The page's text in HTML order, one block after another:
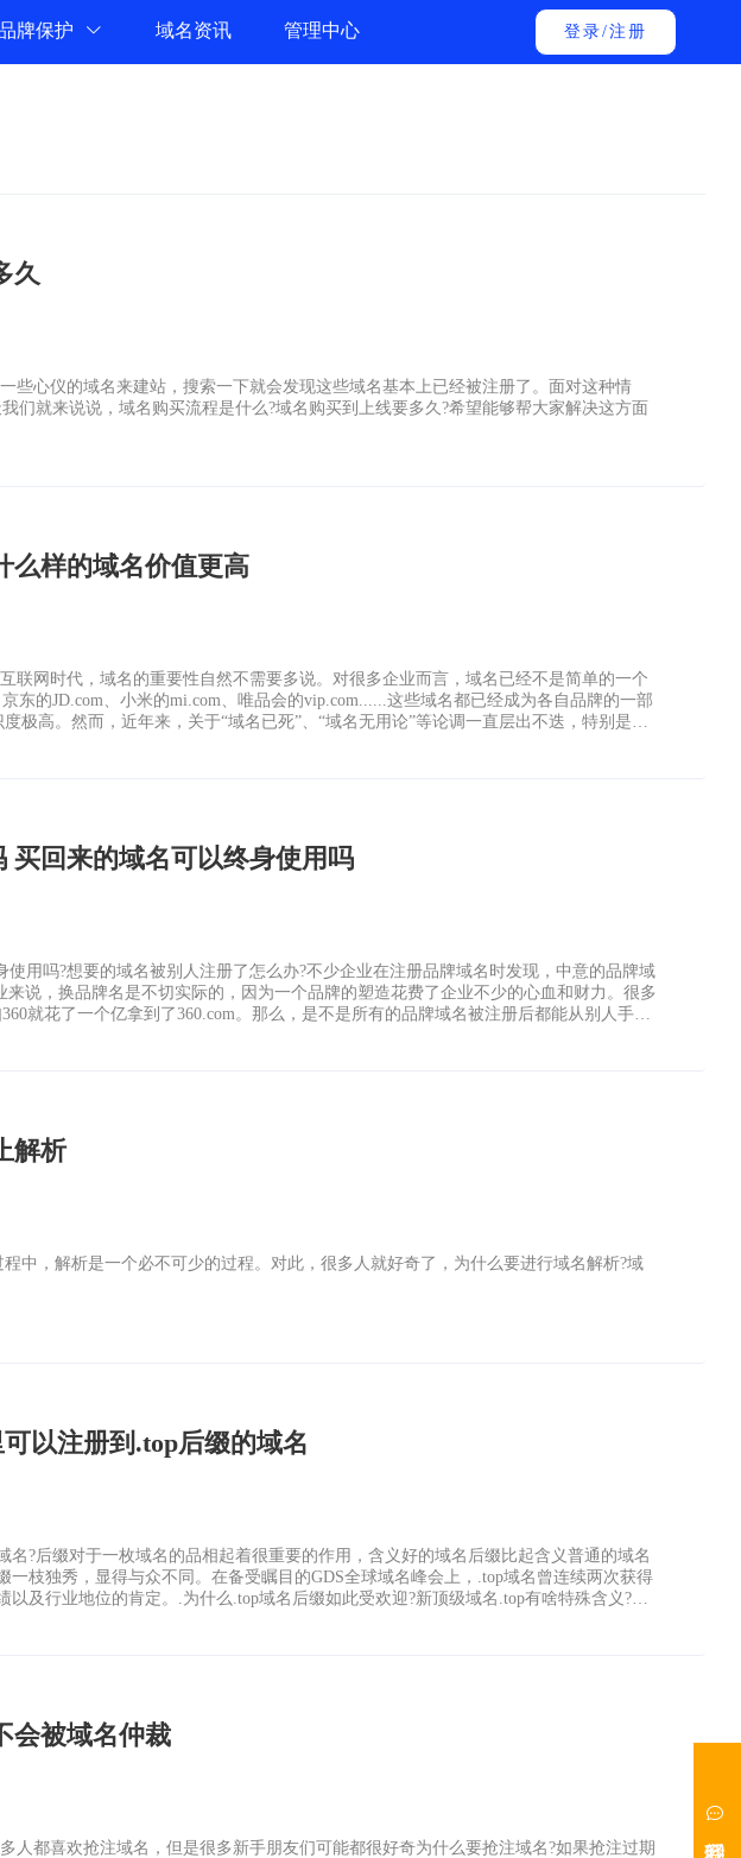
牌保护 域名资讯 管理中心 登录/注册
久
些心仪的域名来建站，搜索一下就会发现这些域名基本上已经被注册了。面对这种情
们就来说说，域名购买流程是什么?域名购买到上线要多久?希望能够帮大家解决这方面
么样的域名价值更高
联网时代，域名的重要性自然不需要多说。对很多企业而言，域名已经不是简单的一个
东的JD.com、小米的mi.com、唯品会的vip.com......这些域名都已经成为各自品牌的一部
极高。然而，近年来，关于“域名已死”、“域名无用论”等论调一直层出不迭，特别是到
买回来的域名可以终身使用吗
用吗?想要的域名被别人注册了怎么办?不少企业在注册品牌域名时发现，中意的品牌域
说，换品牌名是不切实际的，因为一个品牌的塑造花费了企业不少的心血和财力。很多
就花了一个亿拿到了360.com。那么，是不是所有的品牌域名被注册后都能从别人手中
解析
中，解析是一个必不可少的过程。对此，很多人就好奇了，为什么要进行域名解析?域
以注册到.top后缀的域名
?后缀对于一枚域名的品相起着很重要的作用，含义好的域名后缀比起含义普通的域名
枝独秀，显得与众不同。在备受瞩目的GDS全球域名峰会上，.top域名曾连续两次获得
及行业地位的肯定。.为什么.top域名后缀如此受欢迎?新顶级域名.top有啥特殊含义?在
会被域名仲裁
人都喜欢抢注域名，但是很多新手朋友们可能都很好奇为什么要抢注域名?如果抢注过期